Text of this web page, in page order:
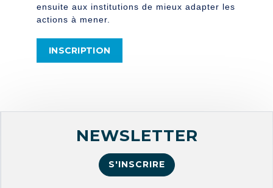
ensuite aux institutions de mieux adapter les
actions à mener.
INSCRIPTION
NEWSLETTER
S'INSCRIRE